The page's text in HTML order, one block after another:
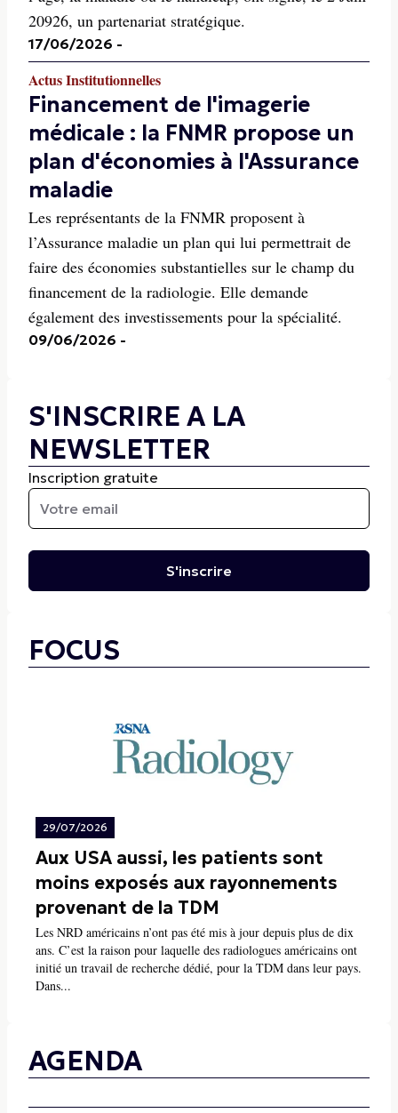
20926, un partenariat stratégique.
17/06/2026 -
Actus Institutionnelles
Financement de l'imagerie
médicale : la FNMR propose un
plan d'économies à l'Assurance
maladie
Les représentants de la FNMR proposent à
l’Assurance maladie un plan qui lui permettrait de
faire des économies substantielles sur le champ du
financement de la radiologie. Elle demande
également des investissements pour la spécialité.
09/06/2026 -
S'INSCRIRE A LA
NEWSLETTER
Inscription gratuite
S'inscrire
FOCUS
29/07/2026
Aux USA aussi, les patients sont
moins exposés aux rayonnements
provenant de la TDM
Les NRD américains n’ont pas été mis à jour depuis plus de dix
ans. C’est la raison pour laquelle des radiologues américains ont
initié un travail de recherche dédié, pour la TDM dans leur pays.
Dans...
AGENDA